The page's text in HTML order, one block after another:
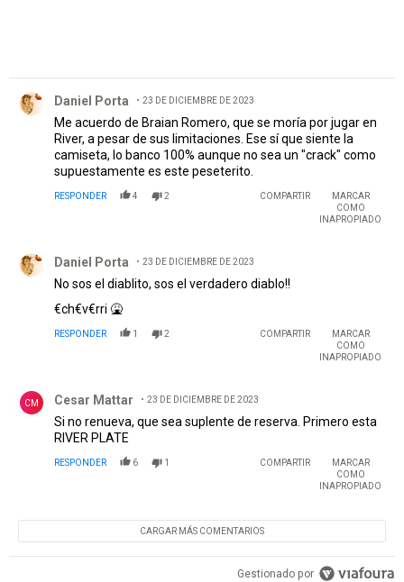
Daniel Porta 23 DE DICIEMBRE DE 2023
Me acuerdo de Braian Romero, que se moría por jugar en
River, a pesar de sus limitaciones. Ese sí que siente la
camiseta, lo banco 100% aunque no sea un "crack" como
supuestamente es este peseterito.
RESPONDER 4 2 COMPARTIR
MARCAR
COMO
INAPROPIADO
Daniel Porta 23 DE DICIEMBRE DE 2023
No sos el diablito, sos el verdadero diablo!!
€ch€v€rri 🤮
RESPONDER 1 2 COMPARTIR
MARCAR
COMO
INAPROPIADO
CM Cesar Mattar 23 DE DICIEMBRE DE 2023
Si no renueva, que sea suplente de reserva. Primero esta
RIVER PLATE
RESPONDER 6 1 COMPARTIR
MARCAR
COMO
INAPROPIADO
CARGAR MÁS COMENTARIOS
Gestionado por